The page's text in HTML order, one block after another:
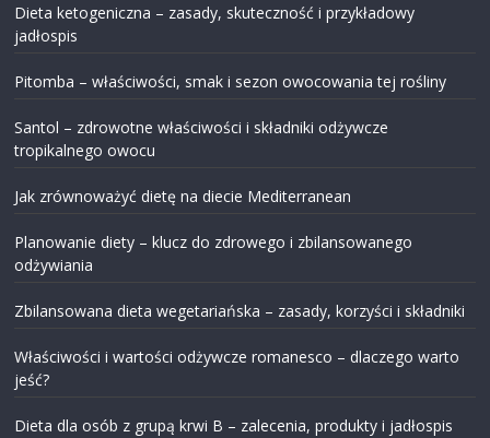
Dieta ketogeniczna – zasady, skuteczność i przykładowy
jadłospis
Pitomba – właściwości, smak i sezon owocowania tej rośliny
Santol – zdrowotne właściwości i składniki odżywcze
tropikalnego owocu
Jak zrównoważyć dietę na diecie Mediterranean
Planowanie diety – klucz do zdrowego i zbilansowanego
odżywiania
Zbilansowana dieta wegetariańska – zasady, korzyści i składniki
Właściwości i wartości odżywcze romanesco – dlaczego warto
jeść?
Dieta dla osób z grupą krwi B – zalecenia, produkty i jadłospis